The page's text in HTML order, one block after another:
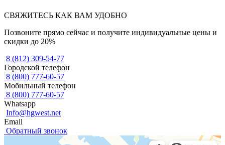
СВЯЖИТЕСЬ КАК ВАМ УДОБНО
Позвоните прямо сейчас и получите индивидуальные цены и
скидки до 20%
8 (812) 309-54-77
Городской телефон
8 (800) 777-60-57
Мобильный телефон
8 (800) 777-60-57
Whatsapp
Info@hgwest.net
Email
Обратный звонок